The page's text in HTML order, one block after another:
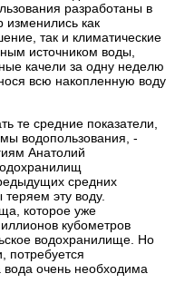
разработаны в
изменились как
так и климатические
источником воды,
качели за одну неделю
всю накопленную воду
те средние показатели,
водопользования, -
Анатолий
средних
эту воду.
которое уже
кубометров
водохранилище. Но
потребуется
вода очень необходима